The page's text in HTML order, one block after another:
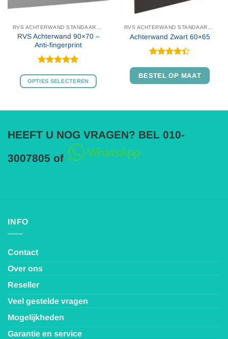
RVS Achterwand 90×70 –
Anti-fingerprint
4.97uit 5
OPTIES SELECTEREN
variaties.
Deze
optie
Achterwand Zwart 60×65
4.4
uit 5
BESTEL OP MAAT
HEEFT U NOG VRAGEN? BEL 010-
3007805 of
INFO
Contact
Over ons
Reseller
Veel gestelde vragen
Mogelijkheden
Garantie en service